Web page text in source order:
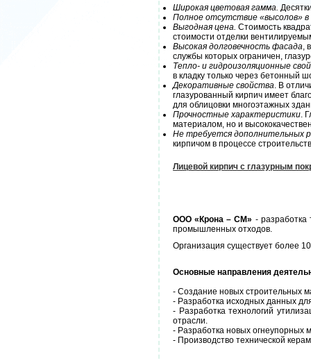
Широкая цветовая гамма.
Полное отсутствие «высолов» в
Выгодная цена. Стоимость
стоимости отделки
Высокая долговечность фасада,
службы которых ограничен,
Тепло- и гидроизоляционные
в кладку только через бетонный
Декоративные свойства. В
глазурованный кирпич имеет
для облицовки многоэтажных
Прочностные характеристики.
материалом, но и
Не требуется дополнительных
кирпичом в процессе
Лицевой кирпич с глазурным
ООО «Крона – СМ» - разработка
промышленных отходов.
Организация существует более
Основные направления
- Создание новых строительных
- Разработка исходных данных
- Разработка технологий
отрасли.
- Разработка новых огнеупорных
- Производство технической